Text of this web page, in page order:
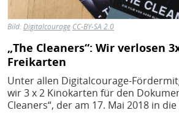
Bild:Digitalcourage CC-BY-SA 2.0
„The Cleaners“: Wir verlosen
Freikarten
Unter allen Digitalcourage-
wir 3 x 2 Kinokarten für den
Cleaners“, der am 17. Mai 2018 in